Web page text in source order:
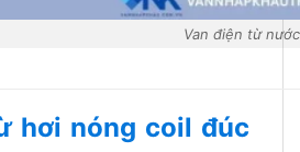
Van điện từ
hơi nóng coil đúc